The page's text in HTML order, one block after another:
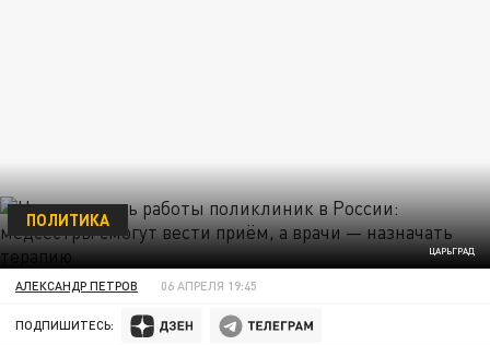
ЦАРЬГРАД
ПОЛИТИКА
АЛЕКСАНДР ПЕТРОВ 06 АПРЕЛЯ 19:45
ПОДПИШИТЕСЬ: